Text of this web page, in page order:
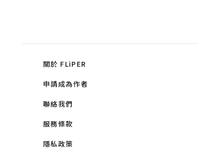
關於 FLiPER
申請成為作者
聯絡我們
服務條款
隱私政策